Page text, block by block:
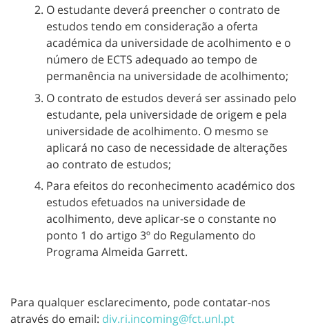
O estudante deverá preencher o contrato de
estudos tendo em consideração a oferta
académica da universidade de acolhimento e o
número de ECTS adequado ao tempo de
permanência na universidade de acolhimento;
O contrato de estudos deverá ser assinado pelo
estudante, pela universidade de origem e pela
universidade de acolhimento. O mesmo se
aplicará no caso de necessidade de alterações
ao contrato de estudos;
Para efeitos do reconhecimento académico dos
estudos efetuados na universidade de
acolhimento, deve aplicar-se o constante no
ponto 1 do artigo 3º do Regulamento do
Programa Almeida Garrett.
Para qualquer esclarecimento, pode contatar-nos
através do email: div.ri.incoming@fct.unl.pt